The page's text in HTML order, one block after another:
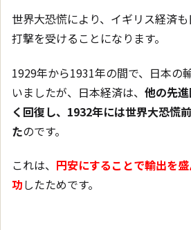
世界大恐慌により、イギリス経済
打撃を受けることになります。
1929年から1931年の間で、日本の
いましたが、日本経済は、 他の先
く回復し、1932年には世界大恐慌
たのです。
これは、 円安にすることで輸出を
功したためです。